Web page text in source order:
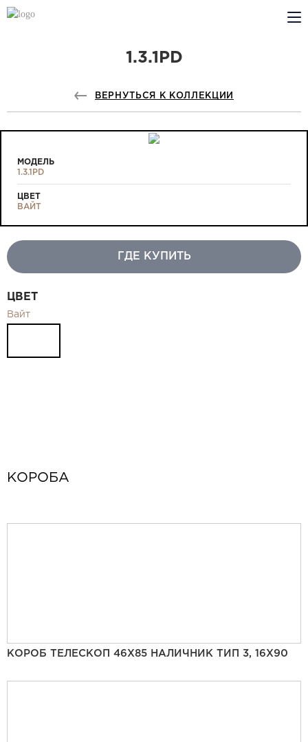
КОМПАНИЯ
PROFILDOORS
ТЕХПОДДЕРЖКА
1.3.1PD
ВЕРНУТЬСЯ К КОЛЛЕКЦИИ
МОДЕЛЬ
1.3.1PD
ЦВЕТ
ВАЙТ
ГДЕ КУПИТЬ
ЦВЕТ
Вайт
КОРОБА
КОРОБ ТЕЛЕСКОП 46Х85 НАЛИЧНИК ТИП 3, 16Х90